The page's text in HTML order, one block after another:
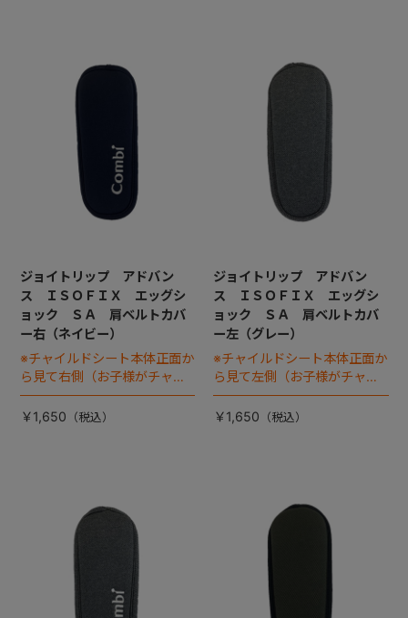
ジョイトリップ アドバン
ス ＩＳＯＦＩＸ エッグシ
ョック ＳＡ 肩ベルトカバ
ー右（ネイビー）
※チャイルドシート本体正面か
ら見て右側（お子様がチャイ
ルドシートに座った状態で左
手側となります）
￥1,650
ジョイトリップ アドバン
ス ＩＳＯＦＩＸ エッグシ
ョック ＳＡ 肩ベルトカバ
ー左（グレー）
※チャイルドシート本体正面か
ら見て左側（お子様がチャイ
ルドシートに座った状態で右
手側となります）
￥1,650